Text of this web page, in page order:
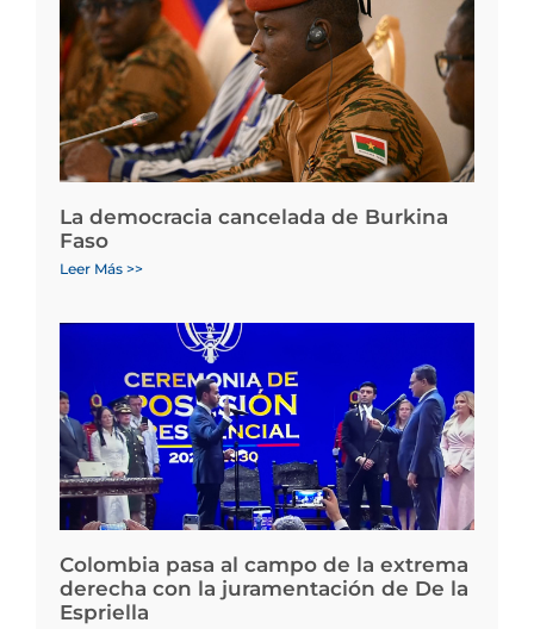
La democracia cancelada de Burkina
Faso
Leer Más >>
Colombia pasa al campo de la extrema
derecha con la juramentación de De la
Espriella